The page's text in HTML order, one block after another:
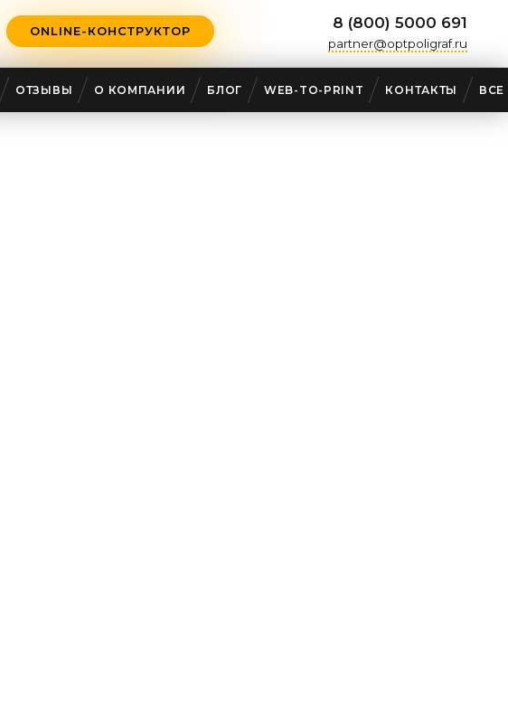
ONLINE-КОНСТРУКТОР 8 (800) 5000 691
partner@optpoligraf.ru
ОТЗЫВЫ О КОМПАНИИ БЛОГ WEB-TO-PRINT КОНТАКТЫ ВСЕ